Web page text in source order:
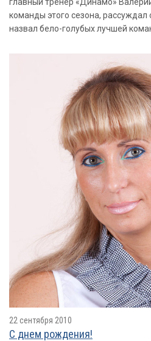
команды этого сезона,
назвал бело-голубых лучшей
22 сентября 2010
С днем рождения!